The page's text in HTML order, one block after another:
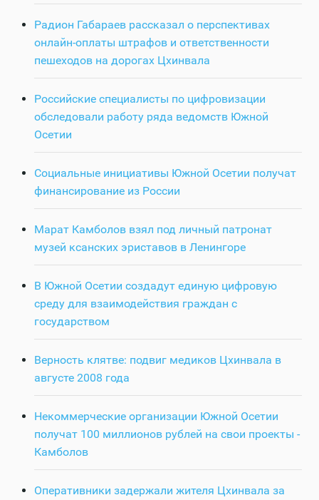
Радион Габараев рассказал о перспективах
онлайн-оплаты штрафов и ответственности
пешеходов на дорогах Цхинвала
Российские специалисты по цифровизации
обследовали работу ряда ведомств Южной
Осетии
Социальные инициативы Южной Осетии получат
финансирование из России
Марат Камболов взял под личный патронат
музей ксанских эриставов в Ленингоре
В Южной Осетии создадут единую цифровую
среду для взаимодействия граждан с
государством
Верность клятве: подвиг медиков Цхинвала в
августе 2008 года
Некоммерческие организации Южной Осетии
получат 100 миллионов рублей на свои проекты -
Камболов
Оперативники задержали жителя Цхинвала за